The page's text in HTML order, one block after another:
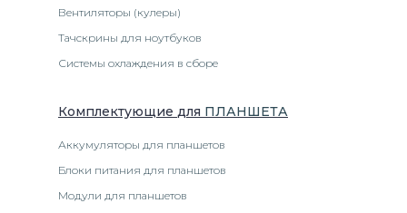
Вентиляторы (кулеры)
Тачскрины для ноутбуков
Системы охлаждения в сборе
Комплектующие для ПЛАНШЕТА
Аккумуляторы для планшетов
Блоки питания для планшетов
Модули для планшетов